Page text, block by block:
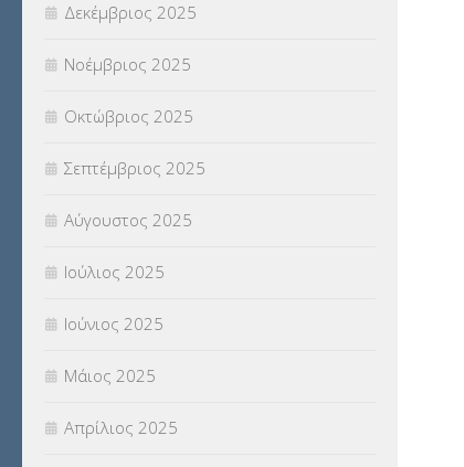
ΣΧΟΛΙΚΟΙ ΣΥΜΒΟΥΛΟΙ
ΥΠΕΡΑΡΙΘΜΟΙ(1)
ΥΠΟΤΡΟΦΙΕΣ(28)
ΦΥΣΙΚΗ ΑΓΩΓΗ(692)
Χωρίς κατηγορία
Δεκέμβριος 2025
Νοέμβριος 2025
Οκτώβριος 2025
Σεπτέμβριος 2025
Αύγουστος 2025
Ιούλιος 2025
Ιούνιος 2025
Μάιος 2025
Απρίλιος 2025